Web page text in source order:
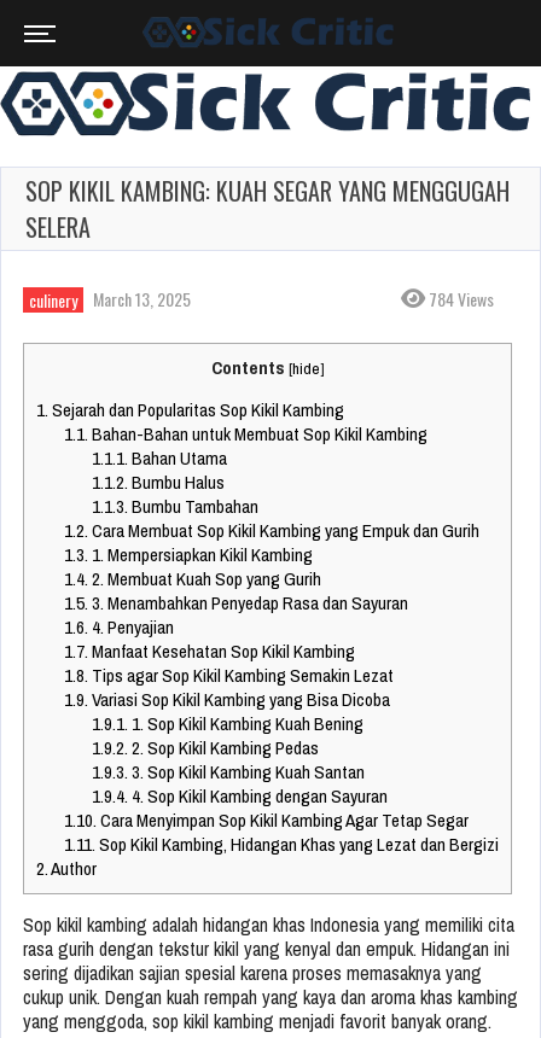
SOP KIKIL KAMBING: KUAH SEGAR YANG MENGGUGAH
SELERA
culinery March 13, 2025 784 Views
Contents [hide]
1.Sejarah dan Popularitas Sop Kikil Kambing
1.1.Bahan-Bahan untuk Membuat Sop Kikil Kambing
1.1.1.Bahan Utama
1.1.2.Bumbu Halus
1.1.3.Bumbu Tambahan
1.2.Cara Membuat Sop Kikil Kambing yang Empuk dan Gurih
1.3. 1. Mempersiapkan Kikil Kambing
1.4.2. Membuat Kuah Sop yang Gurih
1.5.3. Menambahkan Penyedap Rasa dan Sayuran
1.6. 4. Penyajian
1.7.Manfaat Kesehatan Sop Kikil Kambing
1.8. Tips agar Sop Kikil Kambing Semakin Lezat
1.9.Variasi Sop Kikil Kambing yang Bisa Dicoba
1.9.1. 1. Sop Kikil Kambing Kuah Bening
1.9.2.2. Sop Kikil Kambing Pedas
1.9.3.3. Sop Kikil Kambing Kuah Santan
1.9.4. 4. Sop Kikil Kambing dengan Sayuran
1.10.Cara Menyimpan Sop Kikil Kambing Agar Tetap Segar
1.11.Sop Kikil Kambing, Hidangan Khas yang Lezat dan Bergizi
2.Author
Sop kikil kambing adalah hidangan khas Indonesia yang memiliki cita
rasa gurih dengan tekstur kikil yang kenyal dan empuk. Hidangan ini
sering dijadikan sajian spesial karena proses memasaknya yang
cukup unik. Dengan kuah rempah yang kaya dan aroma khas kambing
yang menggoda, sop kikil kambing menjadi favorit banyak orang.